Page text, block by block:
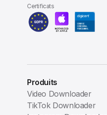
Certificats
Produits
Video Downloader
TikTok Downloader